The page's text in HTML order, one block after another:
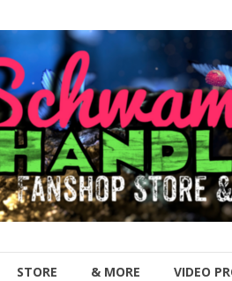
STORE & MORE VIDEO